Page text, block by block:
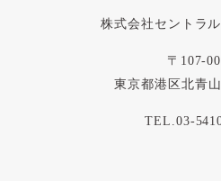
株式会社セントラ
〒107-
東京都港区北青
TEL.03-